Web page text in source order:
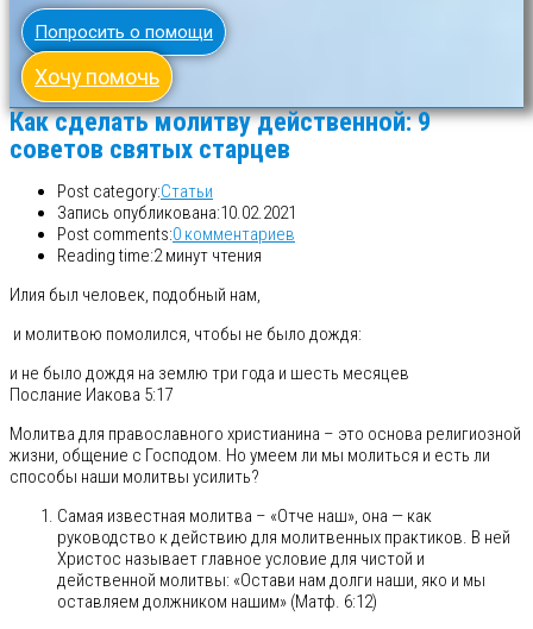
Попросить о помощи
Хочу помочь
Как сделать молитву действенной: 9
советов святых старцев
Post category:Статьи
Запись опубликована:10.02.2021
Post comments:0 комментариев
Reading time:2 минут чтения
Илия был человек, подобный нам,
и молитвою помолился, чтобы не было дождя:
и не было дождя на землю три года и шесть месяцев
Послание Иакова 5:17
Молитва для православного христианина – это основа религиозной
жизни, общение с Господом. Но умеем ли мы молиться и есть ли
способы наши молитвы усилить?
Самая известная молитва – «Отче наш», она — как
руководство к действию для молитвенных практиков. В ней
Христос называет главное условие для чистой и
действенной молитвы: «Остави нам долги наши, яко и мы
оставляем должником нашим» (Матф. 6:12)